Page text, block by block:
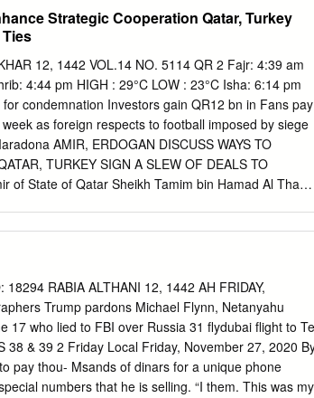
Strategic Cooperation Qatar, Turkey
12, 1442 VOL.14 NO. 5114 QR 2 Fajr: 4:39 am
4:44 pm HIGH : 29°C LOW : 23°C Isha: 6:14 pm
condemnation Investors gain QR12 bn in Fans pay
as foreign respects to football imposed by siege
AMIR, ERDOGAN DISCUSS WAYS TO
TURKEY SIGN A SLEW OF DEALS TO
of State of Qatar Sheikh Tamim bin Hamad Al Thani
HIS Highness the Amir of State of women, and
bin Hamad Qatari-Turkish partnership: Amir
and the President of the I conducted a successful
Ministry of Republic of Turkey Recep Tayyip
Foreign Affairs’ Diplomatic Institute Erdogan on
And we agreed and the Diplomacy
to employ more of our countries’ capabilities
RABIA ALTHANI 12, 1442 AH FRIDAY,
Trump pardons Michael Flynn, Netanyahu
17 who lied to FBI over Russia 31 flydubai flight to
38 & 39 2 Friday Local Friday, November 27, 2020
pay thou- Msands of dinars for a unique phone
numbers that he is selling. “I them. This was my